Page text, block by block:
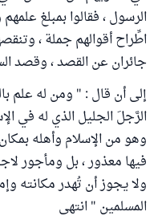
الرسول ، فقالوا بمبلغ
اطِّراح أقوالهم جملة ،
جائران عن القصد ، وقصد
إلى أن قال : " ومن له علم
الرَّجلَ الجليل الذي له في
وهو من الإسلام وأهله
فيها معذور ، بل ومأجور
ولا يجوز أن تُهدر مكانته
المسلمين " انتهى